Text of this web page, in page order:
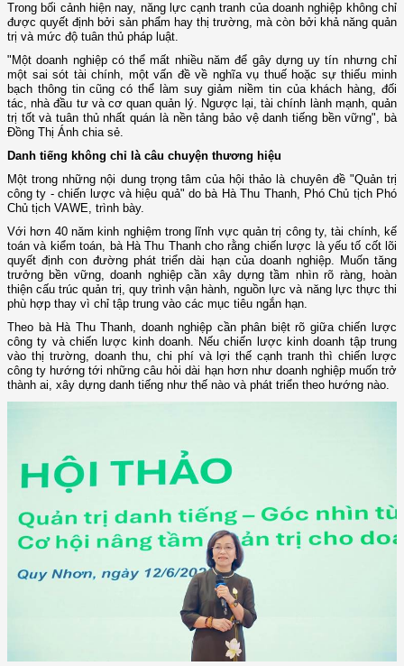
Trong bối cảnh hiện nay, năng lực cạnh tranh của doanh nghiệp không chỉ
được quyết định bởi sản phẩm hay thị trường, mà còn bởi khả năng quản
trị và mức độ tuân thủ pháp luật.
"Một doanh nghiệp có thể mất nhiều năm để gây dựng uy tín nhưng chỉ
một sai sót tài chính, một vấn đề về nghĩa vụ thuế hoặc sự thiếu minh
bạch thông tin cũng có thể làm suy giảm niềm tin của khách hàng, đối
tác, nhà đầu tư và cơ quan quản lý. Ngược lại, tài chính lành mạnh, quản
trị tốt và tuân thủ nhất quán là nền tảng bảo vệ danh tiếng bền vững", bà
Đồng Thị Ánh chia sẻ.
Danh tiếng không chỉ là câu chuyện thương hiệu
Một trong những nội dung trọng tâm của hội thảo là chuyên đề "Quản trị
công ty - chiến lược và hiệu quả" do bà Hà Thu Thanh, Phó Chủ tịch Phó
Chủ tịch VAWE, trình bày.
Với hơn 40 năm kinh nghiệm trong lĩnh vực quản trị công ty, tài chính, kế
toán và kiểm toán, bà Hà Thu Thanh cho rằng chiến lược là yếu tố cốt lõi
quyết định con đường phát triển dài hạn của doanh nghiệp. Muốn tăng
trưởng bền vững, doanh nghiệp cần xây dựng tầm nhìn rõ ràng, hoàn
thiện cấu trúc quản trị, quy trình vận hành, nguồn lực và năng lực thực thi
phù hợp thay vì chỉ tập trung vào các mục tiêu ngắn hạn.
Theo bà Hà Thu Thanh, doanh nghiệp cần phân biệt rõ giữa chiến lược
công ty và chiến lược kinh doanh. Nếu chiến lược kinh doanh tập trung
vào thị trường, doanh thu, chi phí và lợi thế cạnh tranh thì chiến lược
công ty hướng tới những câu hỏi dài hạn hơn như doanh nghiệp muốn trở
thành ai, xây dựng danh tiếng như thế nào và phát triển theo hướng nào.